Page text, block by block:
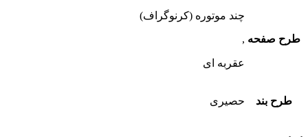
طرح صفحه
چند موتوره (کرنوگراف)
,
عقربه ای
طرح بند حصیری